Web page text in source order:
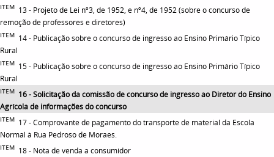
ITEM 13 - Projeto de Lei nº3, de 1952, e nº4, de 1952 (sobre o concurso de
remoção de professores e diretores)
ITEM 14 - Publicação sobre o concurso de ingresso ao Ensino Primário Típico
Rural
ITEM 15 - Publicação sobre o concurso de ingresso ao Ensino Primário Típico
Rural
ITEM 16 - Solicitação da comissão de concurso de ingresso ao Diretor do Ensino
Agrícola de informações do concurso
ITEM 17 - Comprovante de pagamento do transporte de material da Escola
Normal à Rua Pedroso de Moraes.
ITEM 18 - Nota de venda a consumidor